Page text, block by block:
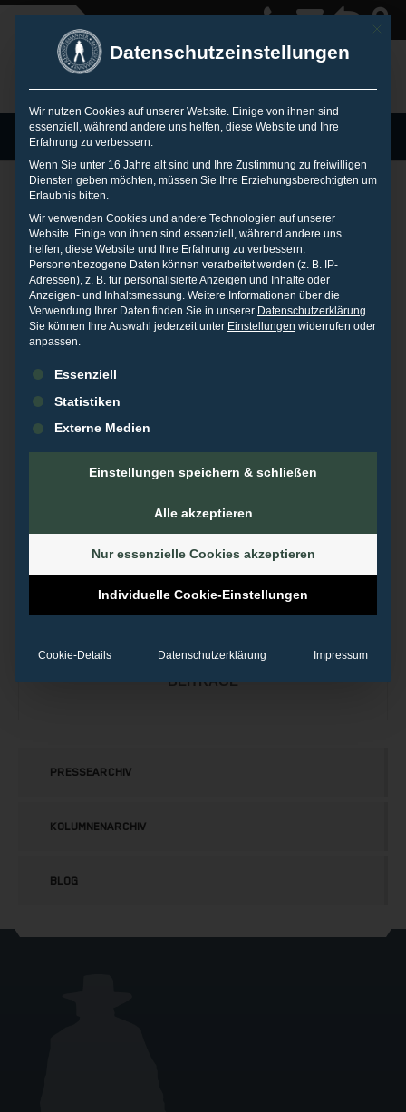
MENU
Deutsche Bank –
Business Frühstück
12. NOVEMBER 2014 IN VORTRÄGE
Neuss,12. November 2014
Bewertungsportale, Google & Co. – Wie Sie als lokales
Unternehmen von einem guten Ruf im Internet profitieren
REVOLVERMÄNNER
BEITRÄGE
PRESSEARCHIV
KOLUMNENARCHIV
BLOG
Mit
Datenschutzeinstellungen
Wir nutzen Cookies auf unserer Website. Einige von ihnen sind
essenziell, während andere uns helfen, diese Website und Ihre
Erfahrung zu verbessern.
Wenn Sie unter 16 Jahre alt sind und Ihre Zustimmung zu freiwilligen
Diensten geben möchten, müssen Sie Ihre Erziehungsberechtigten um
Erlaubnis bitten.
Wir verwenden Cookies und andere Technologien auf unserer
Website. Einige von ihnen sind essenziell, während andere uns
helfen, diese Website und Ihre Erfahrung zu verbessern.
Personenbezogene Daten können verarbeitet werden (z. B. IP-
Adressen), z. B. für personalisierte Anzeigen und Inhalte oder
Anzeigen- und Inhaltsmessung. Weitere Informationen über die
Verwendung Ihrer Daten finden Sie in unserer Datenschutzerklärung.
Sie können Ihre Auswahl jederzeit unter Einstellungen widerrufen oder
anpassen.
Es folgt eine Liste der Service-Gruppen, für die eine
Essenziell
Statistiken
Externe Medien
Einstellungen speichern & schließen
Alle akzeptieren
Nur essenzielle Cookies akzeptieren
Individuelle Cookie-Einstellungen
Cookie-Details Datenschutzerklärung Impressum